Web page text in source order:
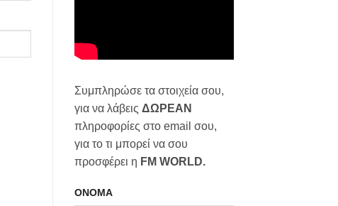
Συμπληρώσε τα στοιχεία σου,
για να λάβεις ΔΩΡΕΑΝ
πληροφορίες στο email σου,
για το τι μπορεί να σου
προσφέρει η FM WORLD.
ΟΝΟΜΑ